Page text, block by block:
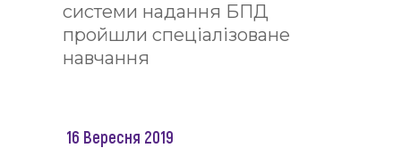
системи надання БПД
пройшли спеціалізоване
навчання
16 Вересня 2019